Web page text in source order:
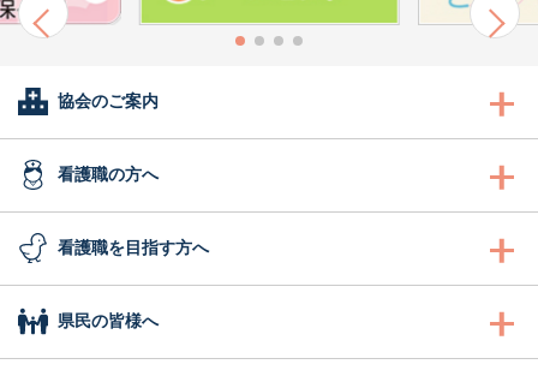
協会のご案内
会長あいさつ
協会概要
沿革
委員会活動
看護職の方へ
看護職の方へ
認定看護管理者教育課程
看護職を目指す方へ
看護職を目指す方へ
県民の皆様へ